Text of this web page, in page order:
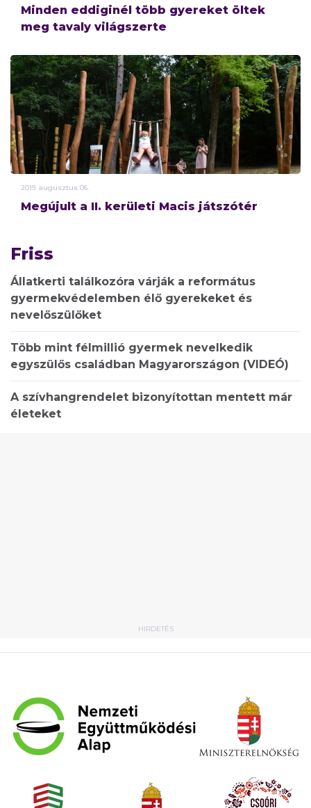
Minden eddiginél több gyereket öltek
meg tavaly világszerte
2019. augusztus 06.
Megújult a II. kerületi Macis játszótér
Friss
Állatkerti találkozóra várják a református
gyermekvédelemben élő gyerekeket és
nevelőszülőket
Több mint félmillió gyermek nevelkedik
egyszülős családban Magyarországon (VIDEÓ)
A szívhangrendelet bizonyítottan mentett már
életeket
HIRDETÉS